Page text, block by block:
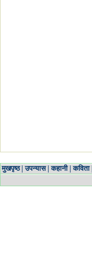
मुखपृष्ठ| उपन्यास| कहानी| कविता|